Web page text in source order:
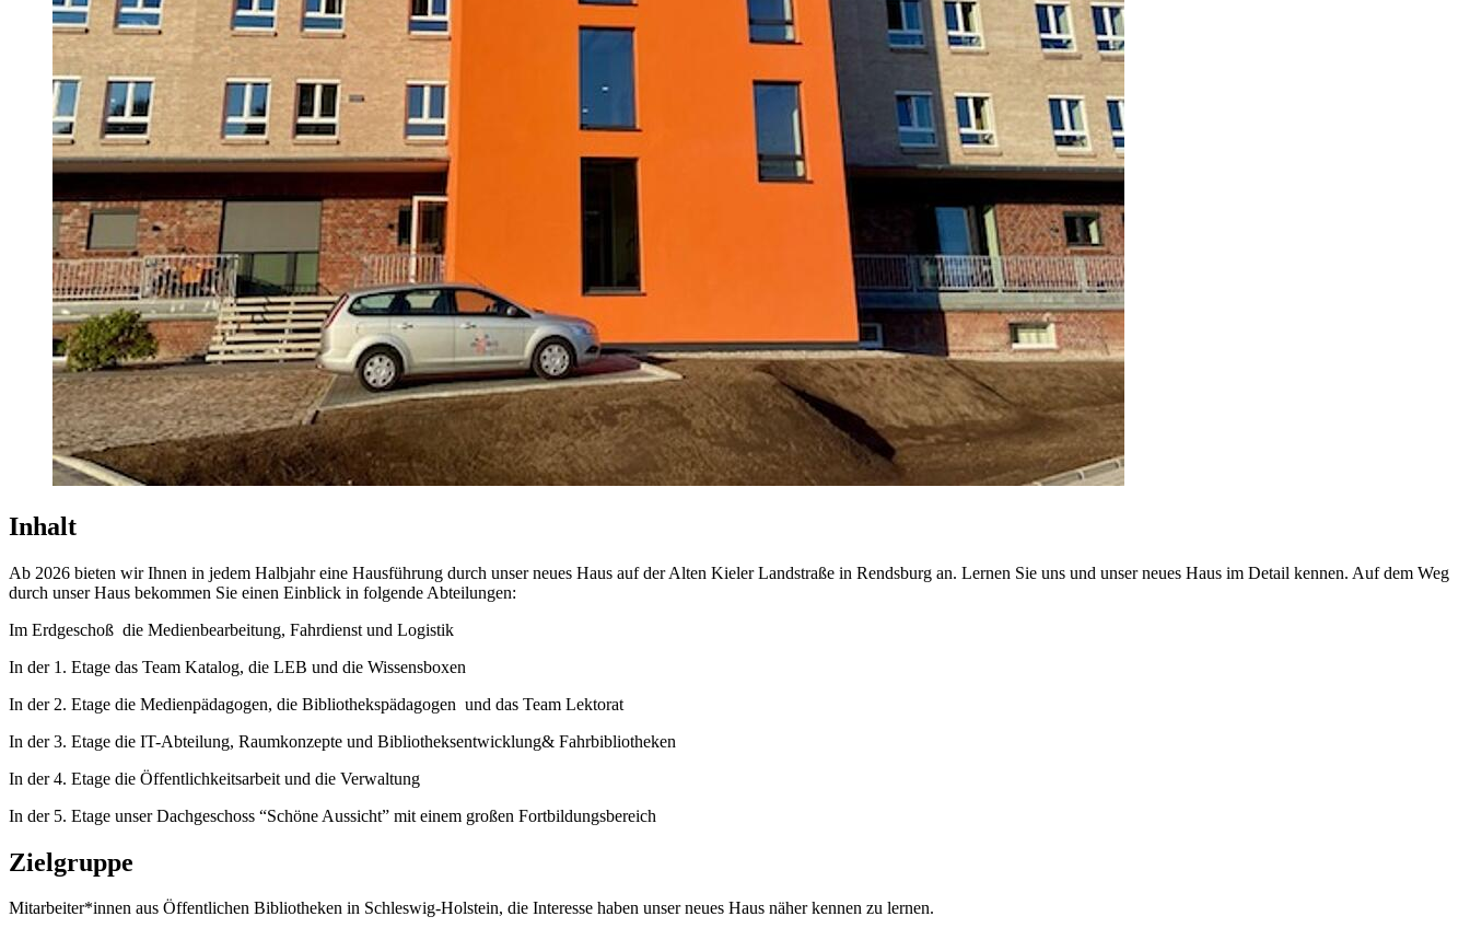
Inhalt
Ab 2026 bieten wir Ihnen in jedem Halbjahr eine Hausführung durch unser neues Haus auf der Alten Kieler Landstraße in Rendsburg an. Lernen Sie uns und unser neues Haus im Detail kennen. Auf dem Weg
durch unser Haus bekommen Sie einen Einblick in folgende Abteilungen:
Im Erdgeschoß die Medienbearbeitung, Fahrdienst und Logistik
In der 1. Etage das Team Katalog, die LEB und die Wissensboxen
In der 2. Etage die Medienpädagogen, die Bibliothekspädagogen und das Team Lektorat
In der 3. Etage die IT-Abteilung, Raumkonzepte und Bibliotheksentwicklung& Fahrbibliotheken
In der 4. Etage die Öffentlichkeitsarbeit und die Verwaltung
In der 5. Etage unser Dachgeschoss “Schöne Aussicht” mit einem großen Fortbildungsbereich
Zielgruppe
Mitarbeiter*innen aus Öffentlichen Bibliotheken in Schleswig-Holstein, die Interesse haben unser neues Haus näher kennen zu lernen.